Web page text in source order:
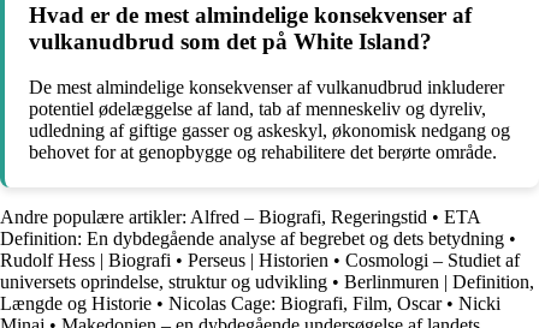
Hvad er de mest almindelige konsekvenser af
vulkanudbrud som det på White Island?
De mest almindelige konsekvenser af vulkanudbrud inkluderer
potentiel ødelæggelse af land, tab af menneskeliv og dyreliv,
udledning af giftige gasser og askeskyl, økonomisk nedgang og
behovet for at genopbygge og rehabilitere det berørte område.
Andre populære artikler: Alfred – Biografi, Regeringstid • ETA
Definition: En dybdegående analyse af begrebet og dets betydning •
Rudolf Hess | Biografi • Perseus | Historien • Cosmologi – Studiet af
universets oprindelse, struktur og udvikling • Berlinmuren | Definition,
Længde og Historie • Nicolas Cage: Biografi, Film, Oscar• Nicki